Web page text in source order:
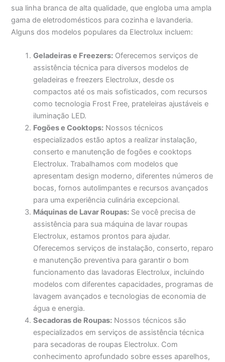
sua linha branca de alta qualidade, que engloba uma ampla
gama de eletrodomésticos para cozinha e lavanderia.
Alguns dos modelos populares da Electrolux incluem:
Geladeiras e Freezers: Oferecemos serviços de
assistência técnica para diversos modelos de
geladeiras e freezers Electrolux, desde os
compactos até os mais sofisticados, com recursos
como tecnologia Frost Free, prateleiras ajustáveis e
iluminação LED.
Fogões e Cooktops: Nossos técnicos
especializados estão aptos a realizar instalação,
conserto e manutenção de fogões e cooktops
Electrolux. Trabalhamos com modelos que
apresentam design moderno, diferentes números de
bocas, fornos autolimpantes e recursos avançados
para uma experiência culinária excepcional.
Máquinas de Lavar Roupas: Se você precisa de
assistência para sua máquina de lavar roupas
Electrolux, estamos prontos para ajudar.
Oferecemos serviços de instalação, conserto, reparo
e manutenção preventiva para garantir o bom
funcionamento das lavadoras Electrolux, incluindo
modelos com diferentes capacidades, programas de
lavagem avançados e tecnologias de economia de
água e energia.
Secadoras de Roupas: Nossos técnicos são
especializados em serviços de assistência técnica
para secadoras de roupas Electrolux. Com
conhecimento aprofundado sobre esses aparelhos,